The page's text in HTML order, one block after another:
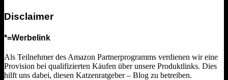
Disclaimer
*=Werbelink
Als Teilnehmer des Amazon Partnerprogramms verdienen wir eine
Provision bei qualifizierten Käufen über unsere Produktlinks. Dies
hilft uns dabei, diesen Katzenratgeber – Blog zu betreiben.